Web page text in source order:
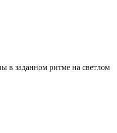
в заданном ритме на светлом